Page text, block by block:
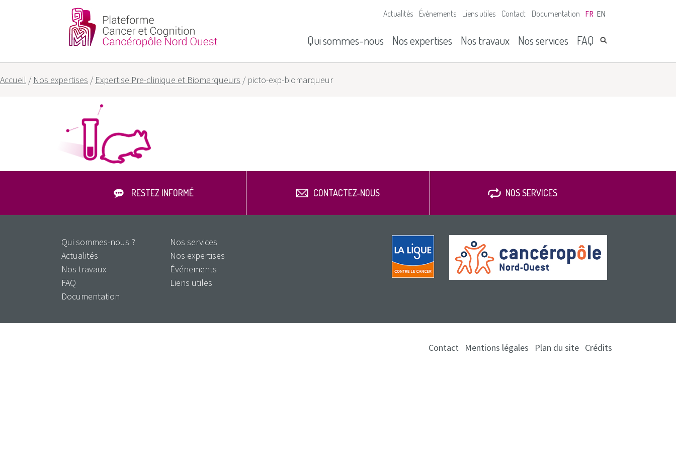
Actualités Événements Liens utiles Contact Documentation FR EN
Qui sommes-nous Nos expertises Nos travaux Nos services FAQ
Nos objectifs
Accueil / Nos expertises / Expertise Pre-clinique et Biomarqueurs / picto-exp-biomarqueur
RESTEZ INFORMÉ CONTACTEZ-NOUS NOS SERVICES
Qui sommes-nous ?
Nos services
Actualités
Nos expertises
Nos travaux
Événements
FAQ
Liens utiles
Documentation
Contact Mentions légales Plan du site Crédits